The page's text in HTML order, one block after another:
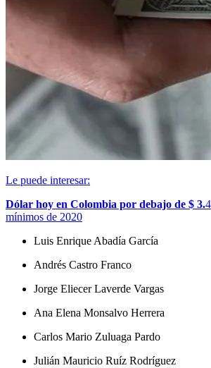
Le puede interesar:
Dólar hoy en Colombia por debajo de $ 3.
mínimos de 2020
Luis Enrique Abadía García
Andrés Castro Franco
Jorge Eliecer Laverde Vargas
Ana Elena Monsalvo Herrera
Carlos Mario Zuluaga Pardo
Julián Mauricio Ruíz Rodríguez